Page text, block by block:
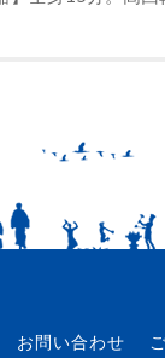
お問い合わせ